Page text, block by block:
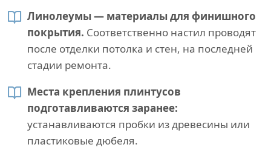
Линолеумы — материалы для финишного
покрытия. Соответственно настил проводят
после отделки потолка и стен, на последней
стадии ремонта.
Места крепления плинтусов
подготавливаются заранее:
устанавливаются пробки из древесины или
пластиковые дюбеля.